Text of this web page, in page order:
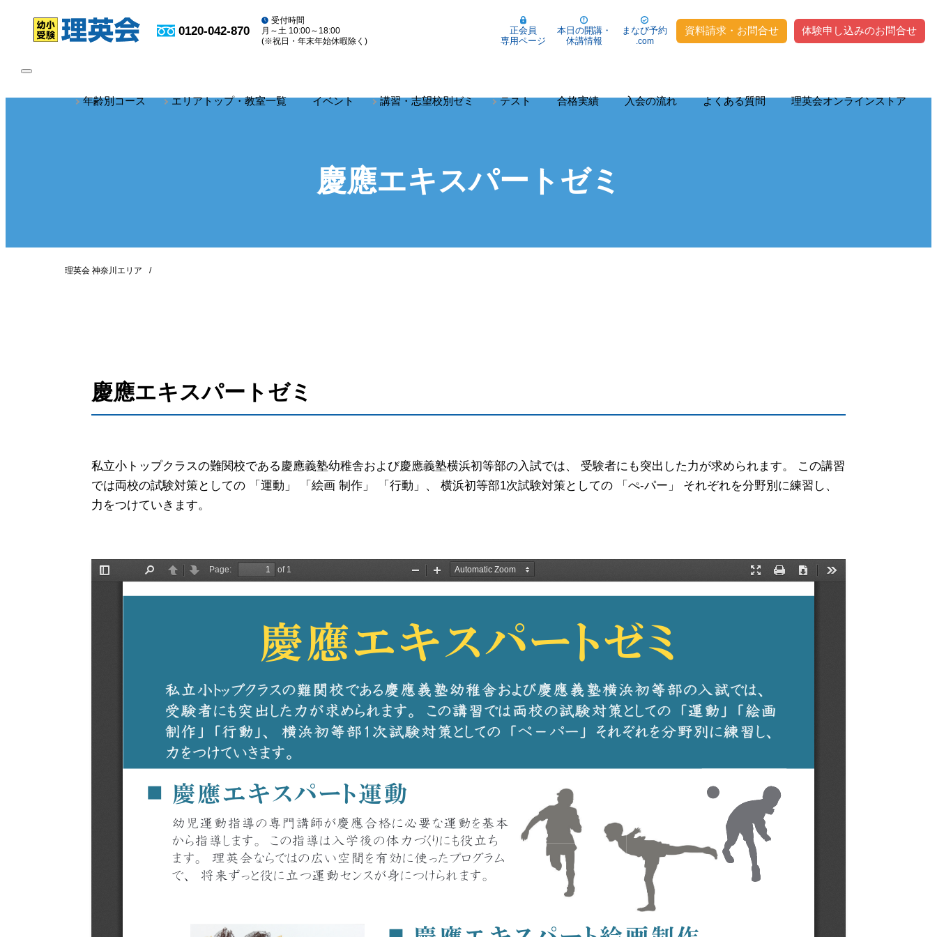
0120-042-870
受付時間
月～土 10:00～18:00
(※祝日・年末年始休暇除く)
正会員
専用ページ
本日の開講・
休講情報
まなび予約
.com
資料請求・お問合せ 体験申し込みのお問合せ
toggle
年齢別コース エリアトップ・教室一覧 イベント 講習・志望校別ゼミ テスト 合格実績 入会の流れ よくある質問 理英会オンラインストア
慶應エキスパートゼミ
理英会 神奈川エリア
慶應エキスパートゼミ
私立小トップクラスの難関校である慶應義塾幼稚舎および慶應義塾横浜初等部の入試では、 受験者にも突出した力が求められます。 この講習
では両校の試験対策としての 「運動」 「絵画 制作」 「行動」、 横浜初等部1次試験対策としての 「ぺ-パー」 それぞれを分野別に練習し、
力をつけていきます。